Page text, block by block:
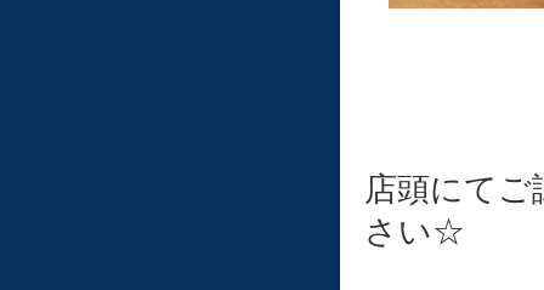
店頭にて
さい☆